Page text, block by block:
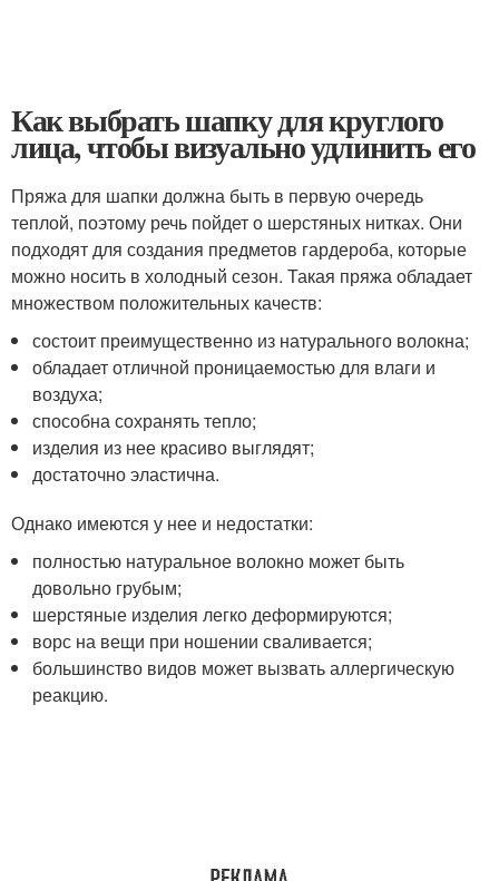
Как выбрать шапку для круглого
лица, чтобы визуально удлинить его
Пряжа для шапки должна быть в первую очередь
теплой, поэтому речь пойдет о шерстяных нитках. Они
подходят для создания предметов гардероба, которые
можно носить в холодный сезон. Такая пряжа обладает
множеством положительных качеств:
состоит преимущественно из натурального волокна;
обладает отличной проницаемостью для влаги и
воздуха;
способна сохранять тепло;
изделия из нее красиво выглядят;
достаточно эластична.
Однако имеются у нее и недостатки:
полностью натуральное волокно может быть
довольно грубым;
шерстяные изделия легко деформируются;
ворс на вещи при ношении сваливается;
большинство видов может вызвать аллергическую
реакцию.